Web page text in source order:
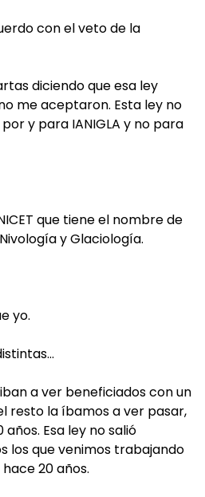
con el veto de la
diciendo que esa ley
me aceptaron. Esta ley no
y para IANIGLA y no para
que tiene el nombre de
y Glaciología.
yo.
a ver beneficiados con un
resto la íbamos a ver pasar,
Esa ley no salió
los que venimos trabajando
20 años.